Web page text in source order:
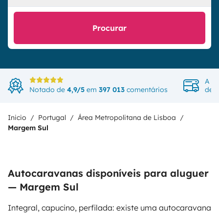
Procurar
Notado de 4,9/5 em 397 013 comentários
A
de
Inicio Portugal
Área Metropolitana de Lisboa
Margem Sul
Autocaravanas disponíveis para aluguer
— Margem Sul
Integral, capucino, perfilada: existe uma autocaravana